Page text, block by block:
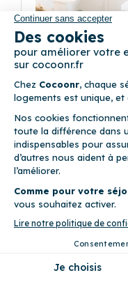
Précédent
Le Cœur
2 Av. Victor Hugo
8